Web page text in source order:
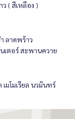
ว ( สีเหลือง )
ลาดพร้าว
เตอร์ สะพานควาย
มโมเรียล นวมินทร์